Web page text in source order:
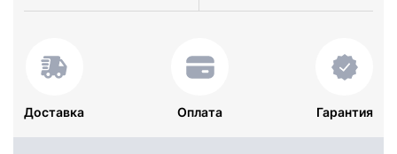
Доставка Оплата Гарантия